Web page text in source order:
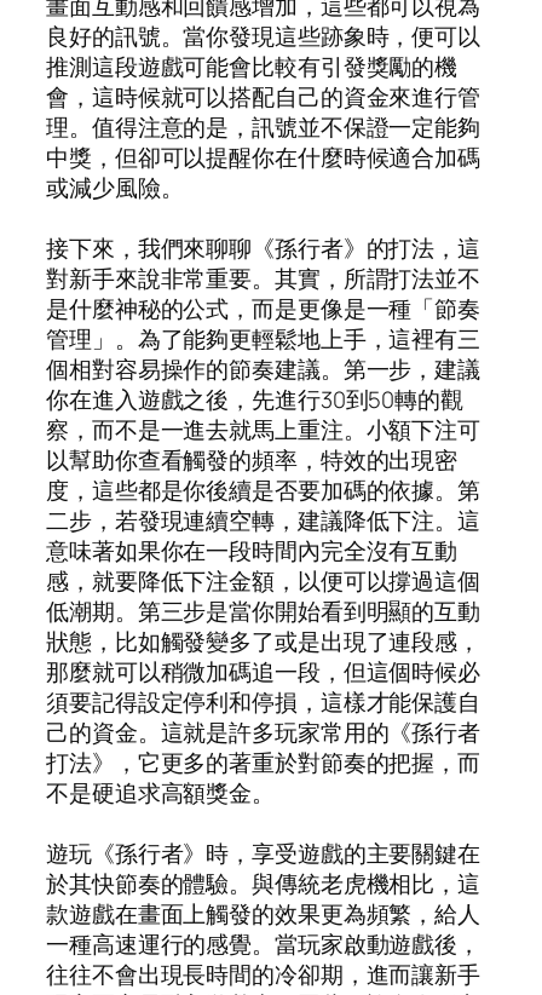
良好的訊號。當你發現這些跡象時，便可以
推測這段遊戲可能會比較有引發獎勵的機
會，這時候就可以搭配自己的資金來進行管
理。值得注意的是，訊號並不保證一定能夠
中獎，但卻可以提醒你在什麼時候適合加碼
或減少風險。
接下來，我們來聊聊《孫行者》的打法，這
對新手來說非常重要。其實，所謂打法並不
是什麼神秘的公式，而是更像是一種「節奏
管理」。為了能夠更輕鬆地上手，這裡有三
個相對容易操作的節奏建議。第一步，建議
你在進入遊戲之後，先進行30到50轉的觀
察，而不是一進去就馬上重注。小額下注可
以幫助你查看觸發的頻率，特效的出現密
度，這些都是你後續是否要加碼的依據。第
二步，若發現連續空轉，建議降低下注。這
意味著如果你在一段時間內完全沒有互動
感，就要降低下注金額，以便可以撐過這個
低潮期。第三步是當你開始看到明顯的互動
狀態，比如觸發變多了或是出現了連段感，
那麼就可以稍微加碼追一段，但這個時候必
須要記得設定停利和停損，這樣才能保護自
己的資金。這就是許多玩家常用的《孫行者
打法》，它更多的著重於對節奏的把握，而
不是硬追求高額獎金。
遊玩《孫行者》時，享受遊戲的主要關鍵在
於其快節奏的體驗。與傳統老虎機相比，這
款遊戲在畫面上觸發的效果更為頻繁，給人
一種高速運行的感覺。當玩家啟動遊戲後，
往往不會出現長時間的冷卻期，進而讓新手